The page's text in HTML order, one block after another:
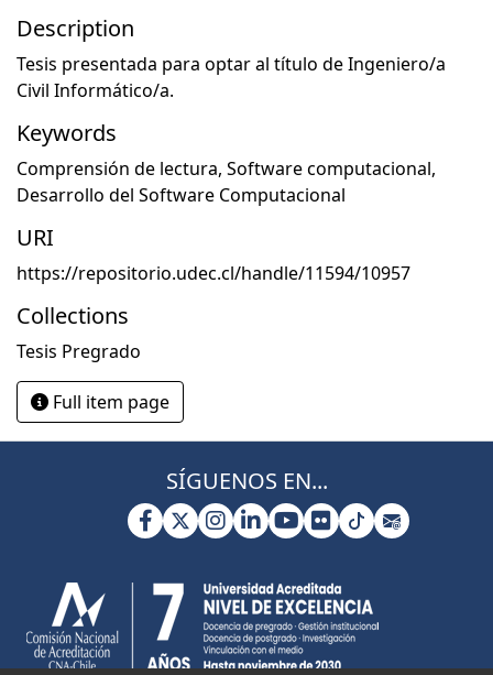
Description
Tesis presentada para optar al título de Ingeniero/a
Civil Informático/a.
Keywords
⁠Comprensión de lectura, Software computacional,
Desarrollo del Software Computacional
URI
https://repositorio.udec.cl/handle/11594/10957
Collections
Tesis Pregrado
Full item page
SÍGUENOS EN...